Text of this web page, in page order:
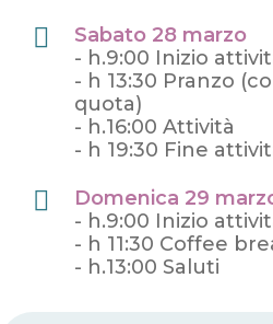
Sabato 28 marzo
- h.9:00 Inizio
- h 13:30 Pranzo
quota)
- h.16:00 Attività
- h 19:30 Fine
Domenica 29
- h.9:00 Inizio
- h 11:30 Coffee
- h.13:00 Saluti